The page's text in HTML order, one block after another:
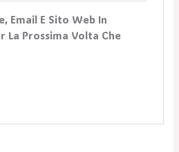
Email E Sito Web In
La Prossima Volta Che